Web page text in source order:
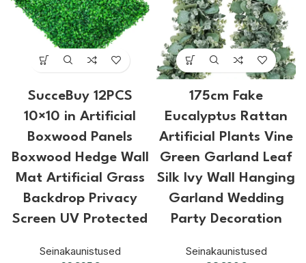
SucceBuy 12PCS
10×10 in Artificial
Boxwood Panels
Boxwood Hedge Wall
Mat Artificial Grass
Backdrop Privacy
Screen UV Protected
Seinakaunistused
175cm Fake
Eucalyptus Rattan
Artificial Plants Vine
Green Garland Leaf
Silk Ivy Wall Hanging
Garland Wedding
Party Decoration
Seinakaunistused